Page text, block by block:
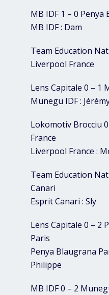
MB IDF 1 – 0
MB IDF : Dam
Team Education
Liverpool France
Lens Capitale 0 – 1
Munegu IDF :
Lokomotiv Brocciu
France
Liverpool France :
Team Education
Canari
Esprit Canari : Sly
Lens Capitale 0 – 2
Paris
Penya Blaugrana
Philippe
MB IDF 0 – 2